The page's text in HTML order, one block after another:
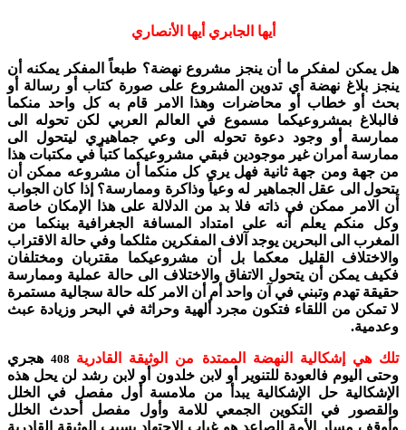
أيها الجابري أيها الأنصاري
هل يمكن لمفكر ما أن ينجز مشروع نهضة؟ طبعاً المفكر يمكنه أن
ينجز بلاغ نهضة أي تدوين المشروع على صورة كتاب أو رسالة أو
بحث أو خطاب أو محاضرات وهذا الامر قام به كل واحد منكما
فالبلاغ بمشروعيكما مسموع في العالم العربي لكن تحوله الى
ممارسة أو وجود دعوة تحوله الى وعي جماهيري ليتحول الى
ممارسة أمران غير موجودين فبقي مشروعيكما كتباً في مكتبات هذا
من جهة ومن جهة ثانية فهل يرى كل منكما أن مشروعه ممكن أن
يتحول الى عقل الجماهير له وعياً وذاكرة وممارسة؟ إذا كان الجواب
أن الامر ممكن في ذاته فلا بد من الدلالة على هذا الإمكان خاصة
وكل منكم يعلم أنه على امتداد المسافة الجغرافية بينكما من
المغرب الى البحرين يوجد آلاف المفكرين مثلكما وفي حالة الاقتراب
والاختلاف القليل معكما بل أن مشروعيكما مقتربان ومختلفان
فكيف يمكن أن يتحول الاتفاق والاختلاف الى حالة عملية وممارسة
حقيقة تهدم وتبني في آن واحد أم أن الامر كله حالة سجالية مستمرة
لا تمكن من اللقاء فتكون مجرد ألهية وحراثة في البحر وزيادة عبث
وعدمية.
تلك هي إشكالية النهضة الممتدة من الوثيقة القادرية
هجري
وحتى اليوم فالعودة للتنوير أو لابن خلدون أو لابن رشد لن يحل هذه
الإشكالية حل الإشكالية يبدأ من ملامسة أول مفصل في الخلل
والقصور في التكوين الجمعي للامة وأول مفصل أحدث الخلل